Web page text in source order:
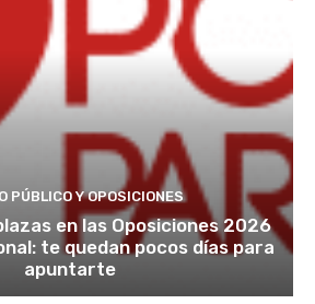
PÚBLICO Y OPOSICIONES
en las Oposiciones 2026
te quedan pocos días para
apuntarte